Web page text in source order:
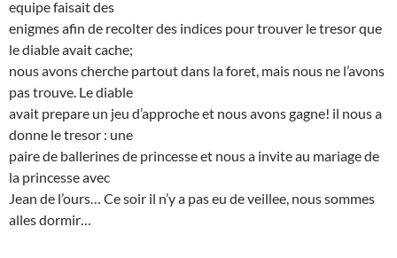
equipe faisait des
enigmes afin de recolter des indices pour trouver le tresor que
le diable avait cache;
nous avons cherche partout dans la foret, mais nous ne l’avons
pas trouve. Le diable
avait prepare un jeu d’approche et nous avons gagne! il nous a
donne le tresor : une
paire de ballerines de princesse et nous a invite au mariage de
la princesse avec
Jean de l’ours… Ce soir il n’y a pas eu de veillee, nous sommes
alles dormir…